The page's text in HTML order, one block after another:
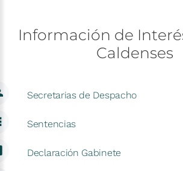
Información de
Caldenses
Secretarias de Despacho
Sentencias
Declaración Gabinete